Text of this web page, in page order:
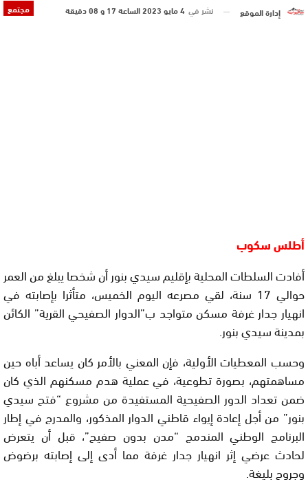
مجتمع إدارة الموقع نشر في 4 مايو 2023 الساعة 17 و 08 دقيقة
أطلس سكوب
أفادت السلطات المحلية بإقليم سيدي بنور أن شخصا يبلغ من العمر
حوالي 17 سنة، لقي مصرعه اليوم الخميس، متأثرا بإصابته في
انهيار جدار غرفة مسكن متواجد ب”الدوار الصفيحي القرية” الكائن
بمدينة سيدي بنور.
وحسب المعطيات الأولية، فإن المعني بالأمر كان يساعد أباه حين
مساهمتهم، بصورة تطوعية، في عملية هدم مسكنهم الذي كان
ضمن تعداد الدور الصفيحية المستفيدة من مشروع “فتح سيدي
بنور” من أجل إعادة إيواء قاطني الدوار المذكور، والمدرج في إطار
البرنامج الوطني المندمج “مدن بدون صفيح”، قبل أن يتعرض
لحادث عرضي إثر انهيار جدار غرفة مما أدى إلى إصابته برضوض
وجروح بليغة.